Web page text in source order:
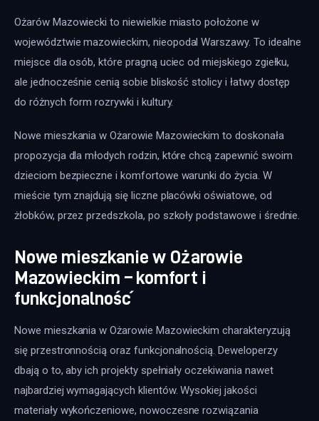
Ożarów Mazowiecki to niewielkie miasto położone w
województwie mazowieckim, nieopodal Warszawy. To idealne
miejsce dla osób, które pragną uciec od miejskiego zgiełku,
ale jednocześnie cenią sobie bliskość stolicy i łatwy dostęp
do różnych form rozrywki i kultury.
Nowe mieszkania w Ożarowie Mazowieckim to doskonała
propozycja dla młodych rodzin, które chcą zapewnić swoim
dzieciom bezpieczne i komfortowe warunki do życia. W
mieście tym znajdują się liczne placówki oświatowe, od
żłobków, przez przedszkola, po szkoły podstawowe i średnie.
Nowe mieszkanie w Ożarowie
Mazowieckim – komfort i
funkcjonalność
Nowe mieszkania w Ożarowie Mazowieckim charakteryzują
się przestronnością oraz funkcjonalnością. Deweloperzy
dbają o to, aby ich projekty spełniały oczekiwania nawet
najbardziej wymagających klientów. Wysokiej jakości
materiały wykończeniowe, nowoczesne rozwiązania